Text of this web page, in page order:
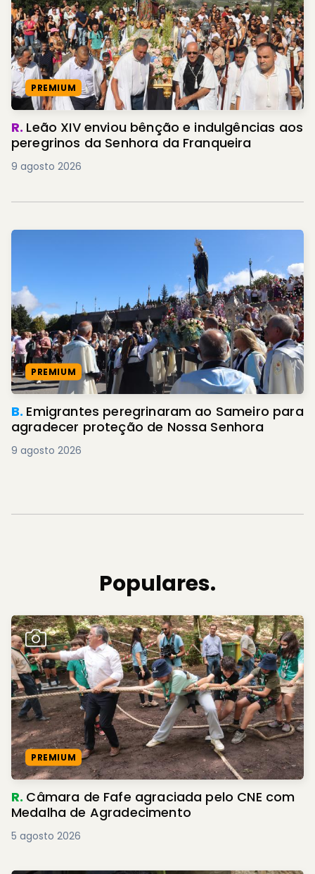
PREMIUM
R. Leão XIV enviou bênção e indulgências aos
peregrinos da Senhora da Franqueira
9 agosto 2026
PREMIUM
B. Emigrantes peregrinaram ao Sameiro para
agradecer proteção de Nossa Senhora
9 agosto 2026
Populares.
PREMIUM
R. Câmara de Fafe agraciada pelo CNE com
Medalha de Agradecimento
5 agosto 2026